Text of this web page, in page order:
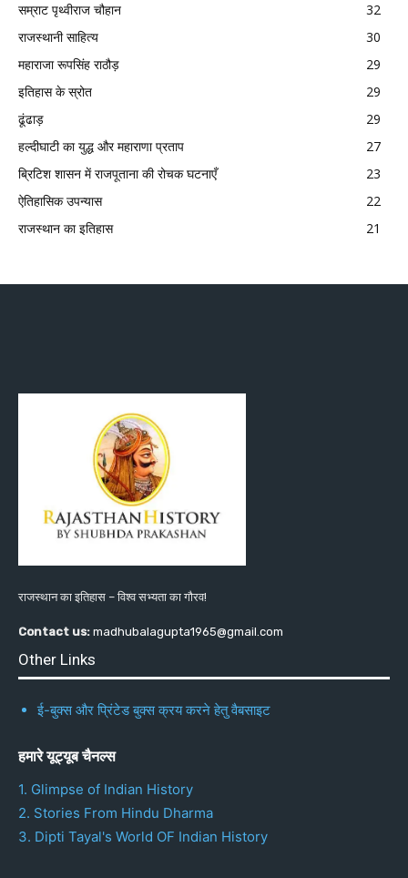
सम्राट पृथ्वीराज चौहान
32
राजस्थानी साहित्य
30
महाराजा रूपसिंह राठौड़
29
इतिहास के स्रोत
29
ढूंढाड़
29
हल्दीघाटी का युद्ध और महाराणा प्रताप
27
ब्रिटिश शासन में राजपूताना की रोचक घटनाएँ
23
ऐतिहासिक उपन्यास
22
राजस्थान का इतिहास
21
राजस्थान का इतिहास – विश्व सभ्यता का गौरव!
Contact us: madhubalagupta1965@gmail.com
Other Links
ई-बुक्स और प्रिंटेड बुक्स क्रय करने हेतु वैबसाइट
हमारे यूट्यूब चैनल्स
1. Glimpse of Indian History
2. Stories From Hindu Dharma
3. Dipti Tayal's World OF Indian History